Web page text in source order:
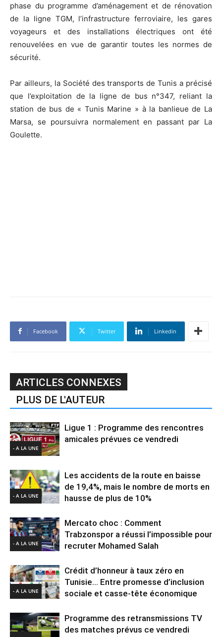
phase du programme d’aménagement et de rénovation
de la ligne TGM, l’infrastructure ferroviaire, les gares
voyageurs et des installations électriques ont été
renouvelées en vue de garantir toutes les normes de
sécurité.
Par ailleurs, la Société des transports de Tunis a précisé
que l’exploitation de la ligne de bus n°347, reliant la
station de bus de « Tunis Marine » à la banlieue de La
Marsa, se poursuivra normalement en passant par La
Goulette.
Facebook Twitter Linkedin
ARTICLES CONNEXES
PLUS DE L'AUTEUR
- A LA UNE
Ligue 1 : Programme des rencontres
amicales prévues ce vendredi
- A LA UNE
Les accidents de la route en baisse
de 19,4%, mais le nombre de morts en
hausse de plus de 10%
- A LA UNE
Mercato choc : Comment
Trabzonspor a réussi l’impossible pour
recruter Mohamed Salah
- A LA UNE
Crédit d’honneur à taux zéro en
Tunisie… Entre promesse d’inclusion
sociale et casse-tête économique
Programme des retransmissions TV
des matches prévus ce vendredi